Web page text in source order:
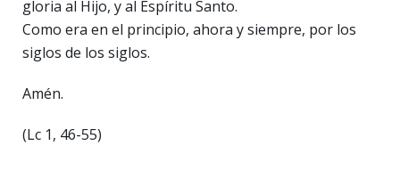
gloria al Hijo, y al Espíritu Santo.
Como era en el principio, ahora y siempre, por los
siglos de los siglos.
Amén.
(Lc 1, 46-55)